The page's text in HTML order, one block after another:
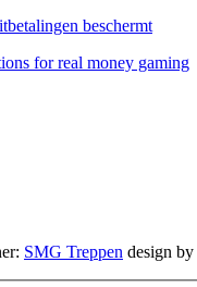
beschermt
for real money gaming
SMG Treppen design by